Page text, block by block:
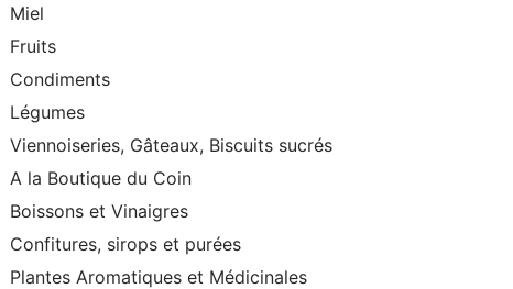
Miel
Fruits
Condiments
Légumes
Viennoiseries, Gâteaux, Biscuits sucrés
A la Boutique du Coin
Boissons et Vinaigres
Confitures, sirops et purées
Plantes Aromatiques et Médicinales